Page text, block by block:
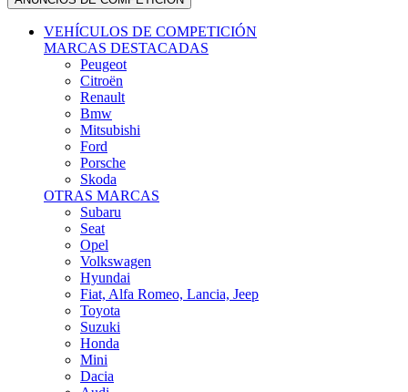
VEHÍCULOS DE COMPETICIÓN
MARCAS DESTACADAS
Peugeot
Citroën
Renault
Bmw
Mitsubishi
Ford
Porsche
Skoda
OTRAS MARCAS
Subaru
Seat
Opel
Volkswagen
Hyundai
Fiat, Alfa Romeo, Lancia, Jeep
Toyota
Suzuki
Honda
Mini
Dacia
Audi
Otras Marcas